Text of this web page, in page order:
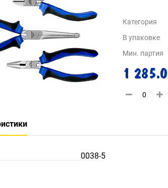
Категория
В упаковке
Мин. партия
1
0038-5